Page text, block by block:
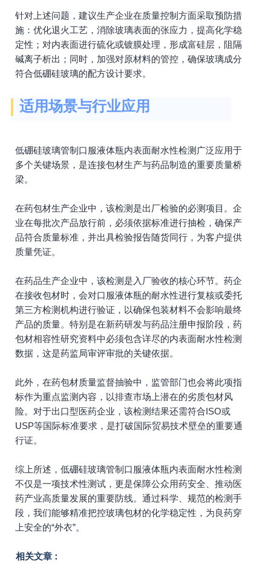
针对上述问题，建议生产企业在质量控制方面采取预防措
施：优化退火工艺，消除玻璃表面的张应力，提高化学稳
定性；对内表面进行硫化或镀膜处理，形成富硅层，阻隔
碱离子析出；同时，加强对原材料的管控，确保玻璃成分
符合低硼硅玻璃的配方设计要求。
适用场景与行业应用
低硼硅玻璃管制口服液体瓶内表面耐水性检测广泛应用于
多个关键场景，是连接包材生产与药品制造的重要质量桥
梁。
在药包材生产企业中，该检测是出厂检验的必测项目。企
业在每批次产品放行前，必须依据标准进行抽检，确保产
品符合质量标准，并出具检验报告随货同行，为客户提供
质量凭证。
在药品生产企业中，该检测是入厂验收的核心环节。药企
在接收包材时，会对口服液体瓶的耐水性进行复核或委托
第三方检测机构进行验证，以确保包装材料不会影响最终
产品的质量。特别是在新药研发与药品注册申报阶段，药
包材相容性研究资料中必须包含详尽的内表面耐水性检测
数据，这是药监局审评审批的关键依据。
此外，在药包材质量监督抽验中，监管部门也会将此项指
标作为重点监测内容，以排查市场上潜在的劣质包材风
险。对于出口型医药企业，该检测结果还需符合ISO或
USP等国际标准要求，是打破国际贸易技术壁垒的重要通
行证。
综上所述，低硼硅玻璃管制口服液体瓶内表面耐水性检测
不仅是一项技术性测试，更是保障公众用药安全、推动医
药产业高质量发展的重要防线。通过科学、规范的检测手
段，我们能够精准把控玻璃包材的化学稳定性，为良药穿
上安全的“外衣”。
相关文章：